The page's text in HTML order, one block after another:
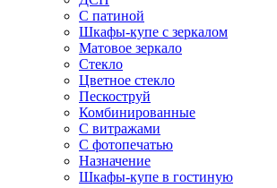
С патиной
Шкафы-купе с зеркалом
Матовое зеркало
Стекло
Цветное стекло
Пескоструй
Комбинированные
С витражами
С фотопечатью
Назначение
Шкафы-купе в гостиную